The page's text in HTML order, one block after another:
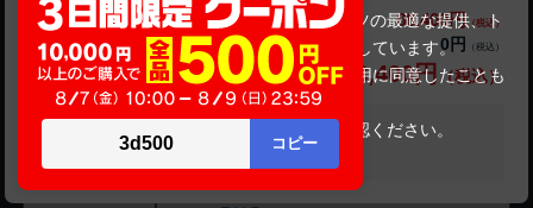
商品価格(税込) 88,400円
オプション小計価格(税込)
0円
商品合計価格(税込)
88,400円
在庫がありません
受付時間：10:00~19:00(休業:日曜日)
メールでの
当サイトでは利用体験の向上およびコンテンツの最適な提供、ト
ラフィックの分析を目的としてCookieを使用しています。
サイトの閲覧を継続された場合、Cookieの利用に同意したことも
のといたします。
をご確認ください。
承諾する